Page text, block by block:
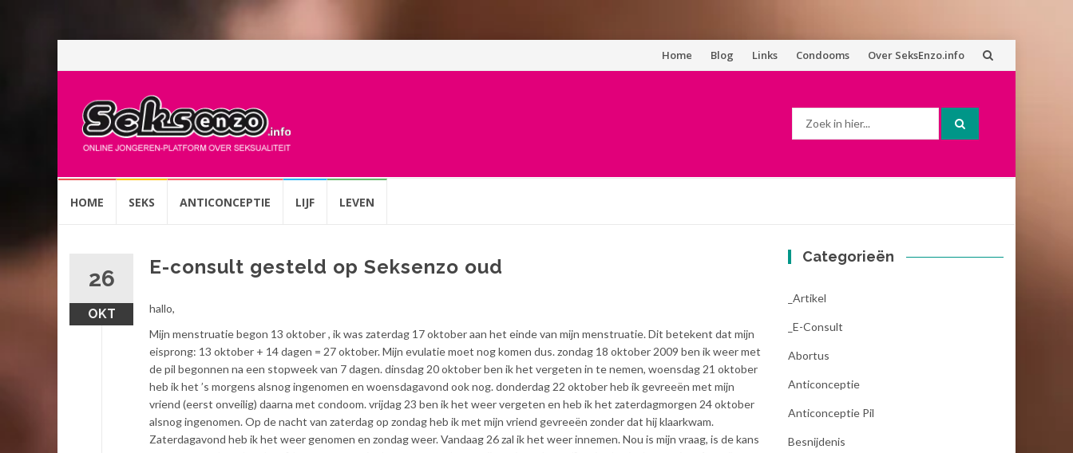
Spring
Home Blog Links Condooms Over SeksEnzo.info
naarHOME SEKS ANTICONCEPTIE LIJF LEVEN
26
OKT
E-consult gesteld op Seksenzo oud
hallo,
Mijn menstruatie begon 13 oktober , ik was zaterdag 17 oktober aan het einde van mijn menstruatie. Dit betekent dat mijn
eisprong: 13 oktober + 14 dagen = 27 oktober. Mijn evulatie moet nog komen dus. zondag 18 oktober 2009 ben ik weer met
de pil begonnen na een stopweek van 7 dagen. dinsdag 20 oktober ben ik het vergeten in te nemen, woensdag 21 oktober
heb ik het ’s morgens alsnog ingenomen en woensdagavond ook nog. donderdag 22 oktober heb ik gevreeën met mijn
vriend (eerst onveilig) daarna met condoom. vrijdag 23 ben ik het weer vergeten en heb ik het zaterdagmorgen 24 oktober
alsnog ingenomen. Op de nacht van zaterdag op zondag heb ik met mijn vriend gevreeën zonder dat hij klaarkwam.
Zaterdagavond heb ik het weer genomen en zondag weer. Vandaag 26 zal ik het weer innemen. Nou is mijn vraag, is de kans
Categorieën
_Artikel
_E-Consult
Abortus
Anticonceptie
Anticonceptie Pil
Besnijdenis